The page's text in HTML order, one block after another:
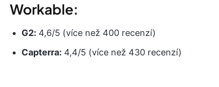
Workable:
G2: 4,6/5 (více než 400 recenzí)
Capterra: 4,4/5 (více než 430 recenzí)